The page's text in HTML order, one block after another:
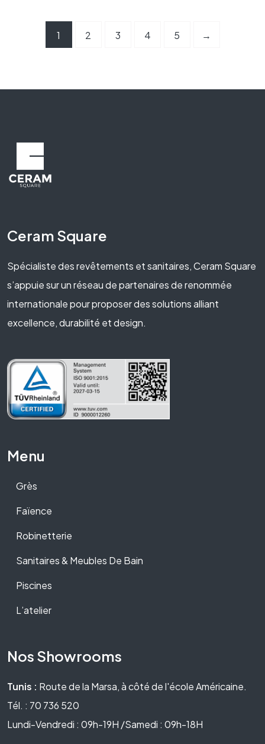
1 2 3 4 5 →
Ceram Square
Spécialiste des revêtements et sanitaires, Ceram Square
s’appuie sur un réseau de partenaires de renommée
internationale pour proposer des solutions alliant
excellence, durabilité et design.
Menu
Grès
Faïence
Robinetterie
Sanitaires & Meubles De Bain
Piscines
L’atelier
Nos Showrooms
Tunis : Route de la Marsa, à côté de l'école Américaine.
Tél. : 70 736 520
Lundi-Vendredi : 09h-19H /Samedi : 09h-18H